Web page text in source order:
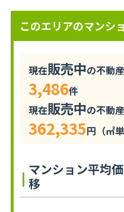
このエリアのマンシ
現在販売中の不動
3,486件
現在販売中の不動
362,335円（㎡単
マンション平均
移